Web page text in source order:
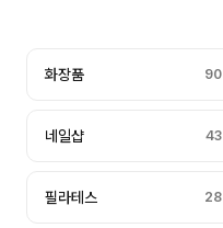
화장품 90
네일샵 43
필라테스 28